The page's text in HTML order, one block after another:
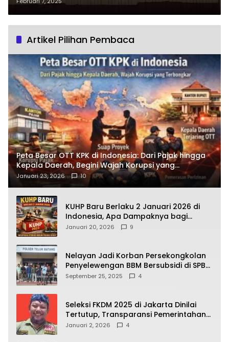
Artikel Pilihan Pembaca
Peta Besar OTT KPK di Indonesia: Dari Pajak hingga
Kepala Daerah, Begini Wajah Korupsi yang
Terbongkar
Januari 23, 2026 10
KUHP Baru Berlaku 2 Januari 2026 di
Indonesia, Apa Dampaknya bagi
Kehidupan Warga? Ini Aturan Kunci
Januari 20, 2026 9
Nelayan Jadi Korban Persekongkolan
Penyelewengan BBM Bersubsidi di SPBU
64.78809 Teluk Batang
September 25, 2025 4
Seleksi FKDM 2025 di Jakarta Dinilai
Tertutup, Transparansi Pemerintahan
Pramono–Rano Dipertanyakan
Januari 2, 2026 4